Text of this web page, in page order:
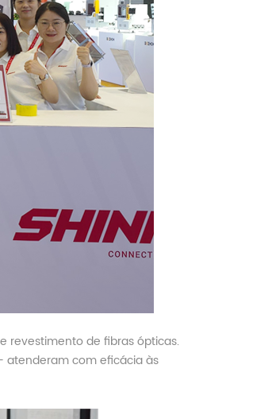
revestimento de fibras ópticas.
atenderam com eficácia às